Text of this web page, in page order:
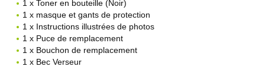
1 x Toner en bouteille (Noir)
1 x masque et gants de protection
1 x Instructions illustrées de photos
1 x Puce de remplacement
1 x Bouchon de remplacement
1 x Bec Verseur